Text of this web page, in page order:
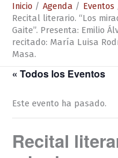
Inicio Agenda
Eventos
Recital literario. “Los
Gaite”. Presenta: Emilio
recitado: María Luisa
Masa.
« Todos los Eventos
Este evento ha pasado.
Recital